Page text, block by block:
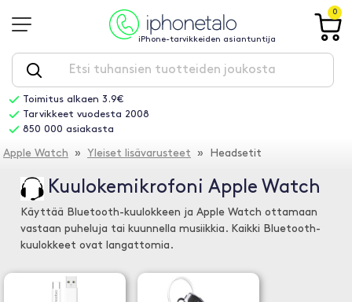
iPhone-tarvikkeiden asiantuntija
0
Toimitus alkaen 3.9€
Tarvikkeet vuodesta 2008
850 000 asiakasta
Apple Watch » Yleiset lisävarusteet » Headsetit
Kuulokemikrofoni Apple Watch
Käyttää Bluetooth-kuulokkeen ja Apple Watch ottamaan
vastaan puheluja tai kuunnella musiikkia. Kaikki Bluetooth-
kuulokkeet ovat langattomia.